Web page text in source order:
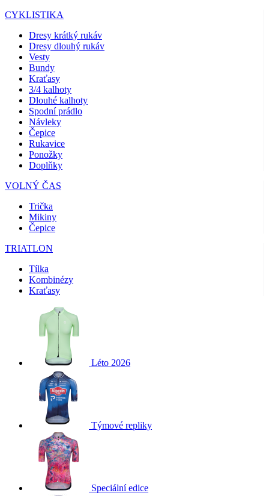
CYKLISTIKA
Dresy krátký rukáv
Dresy dlouhý rukáv
Vesty
Bundy
Kraťasy
3/4 kalhoty
Dlouhé kalhoty
Spodní prádlo
Návleky
Čepice
Rukavice
Ponožky
Doplňky
VOLNÝ ČAS
Trička
Mikiny
Čepice
TRIATLON
Tílka
Kombinézy
Kraťasy
Léto 2026
Týmové repliky
Speciální edice